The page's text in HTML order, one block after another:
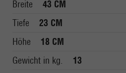
Breite
43 CM
Tiefe
23 CM
Höhe
18 CM
Gewicht in kg.
13